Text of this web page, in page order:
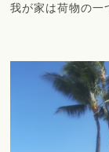
我が家は荷物の一